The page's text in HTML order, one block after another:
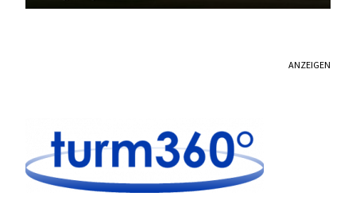
ANZEIGEN